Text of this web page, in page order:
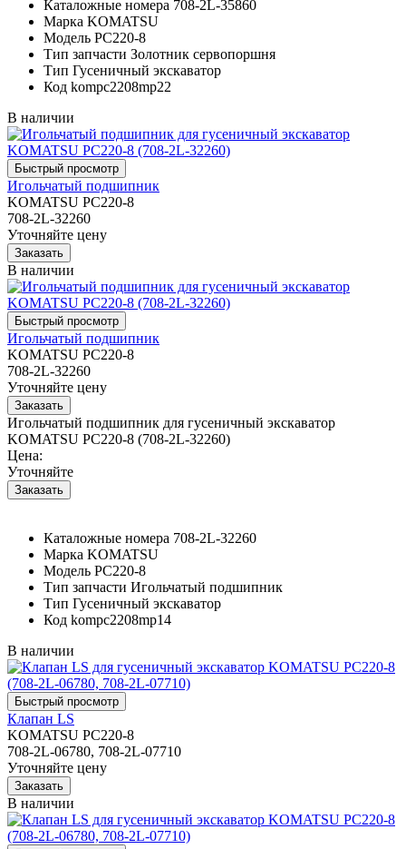
Каталожные номера 708-2L-35860
Марка KOMATSU
Модель PC220-8
Тип запчасти Золотник сервопоршня
Тип Гусеничный экскаватор
Код kompc2208mp22
В наличии
Игольчатый подшипник
KOMATSU PC220-8
708-2L-32260
Уточняйте цену
В наличии
Игольчатый подшипник
KOMATSU PC220-8
708-2L-32260
Уточняйте цену
Игольчатый подшипник для гусеничный экскаватор
KOMATSU PC220-8 (708-2L-32260)
Цена:
Уточняйте
Каталожные номера 708-2L-32260
Марка KOMATSU
Модель PC220-8
Тип запчасти Игольчатый подшипник
Тип Гусеничный экскаватор
Код kompc2208mp14
В наличии
Клапан LS
KOMATSU PC220-8
708-2L-06780, 708-2L-07710
Уточняйте цену
В наличии